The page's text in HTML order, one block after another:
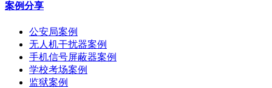
案例分享
公安局案例
无人机干扰器案例
手机信号屏蔽器案例
学校考场案例
监狱案例